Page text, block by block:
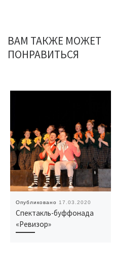
ВАМ ТАКЖЕ МОЖЕТ
ПОНРАВИТЬСЯ
Опубликовано 17.03.2020
Спектакль-буффонада
«Ревизор»